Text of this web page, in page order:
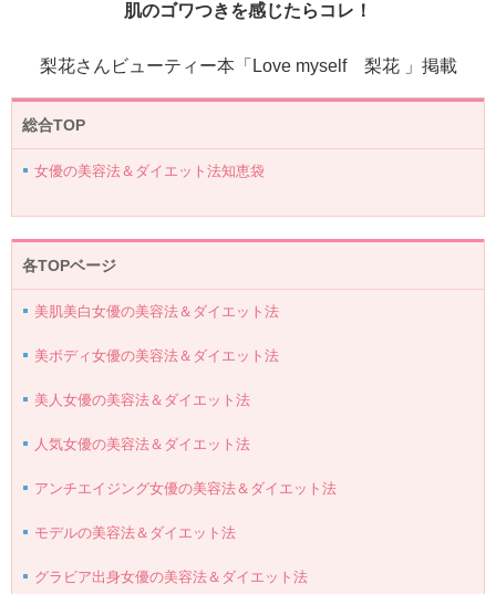
肌のゴワつきを感じたらコレ！
梨花さんビューティー本「Love myself 梨花 」掲載
総合TOP
女優の美容法＆ダイエット法知恵袋
各TOPベージ
美肌美白女優の美容法＆ダイエット法
美ボディ女優の美容法＆ダイエット法
美人女優の美容法＆ダイエット法
人気女優の美容法＆ダイエット法
アンチエイジング女優の美容法＆ダイエット法
モデルの美容法＆ダイエット法
グラビア出身女優の美容法＆ダイエット法